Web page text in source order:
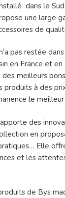
dans le
une large
de
pas restée
en France et
meilleurs
produits à des
le
des
en
Elle
et les
de Bys